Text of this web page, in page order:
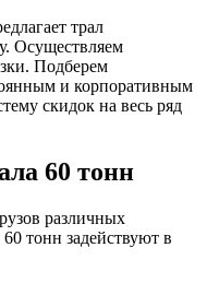
трал
Осуществляем
Подберем
и корпоративным
скидок на весь ряд
60 тонн
различных
тонн задействуют в